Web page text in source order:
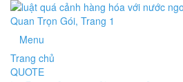
Menu
Trang chủ
QUOTE